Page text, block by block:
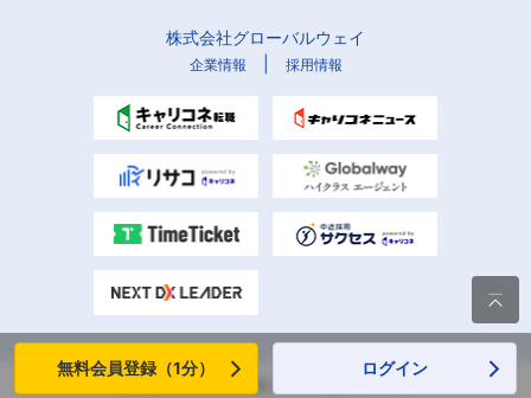
株式会社グローバルウェイ
企業情報 採用情報
Copyright (C) Globalway, Inc. All rights reserved.

無料会員登録（1分） ログイン